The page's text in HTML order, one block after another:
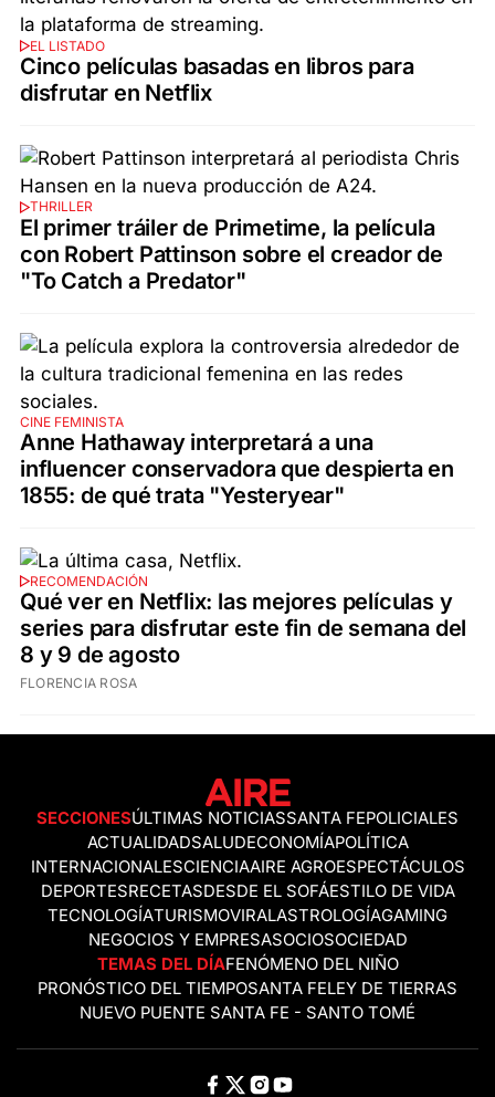
EL LISTADO
Cinco películas basadas en libros para
disfrutar en Netflix
THRILLER
El primer tráiler de Primetime, la película
con Robert Pattinson sobre el creador de
"To Catch a Predator"
CINE FEMINISTA
Anne Hathaway interpretará a una
influencer conservadora que despierta en
1855: de qué trata "Yesteryear"
RECOMENDACIÓN
Qué ver en Netflix: las mejores películas y
series para disfrutar este fin de semana del
8 y 9 de agosto
FLORENCIA ROSA
SECCIONESÚLTIMAS NOTICIASSANTA FEPOLICIALES
ACTUALIDADSALUDECONOMÍAPOLÍTICA
INTERNACIONALESCIENCIAAIRE AGROESPECTÁCULOS
DEPORTESRECETASDESDE EL SOFÁESTILO DE VIDA
TECNOLOGÍATURISMOVIRALASTROLOGÍAGAMING
NEGOCIOS Y EMPRESASOCIOSOCIEDAD
TEMAS DEL DÍAFENÓMENO DEL NIÑO
PRONÓSTICO DEL TIEMPOSANTA FELEY DE TIERRAS
NUEVO PUENTE SANTA FE - SANTO TOMÉ